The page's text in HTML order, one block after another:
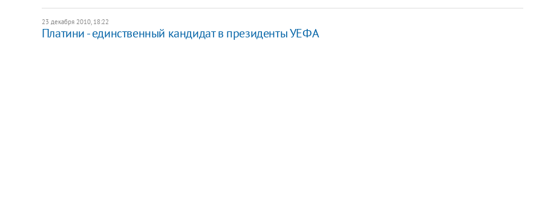
23 декабря 2010, 18:22
Платини - единственный кандидат в президенты УЕФА